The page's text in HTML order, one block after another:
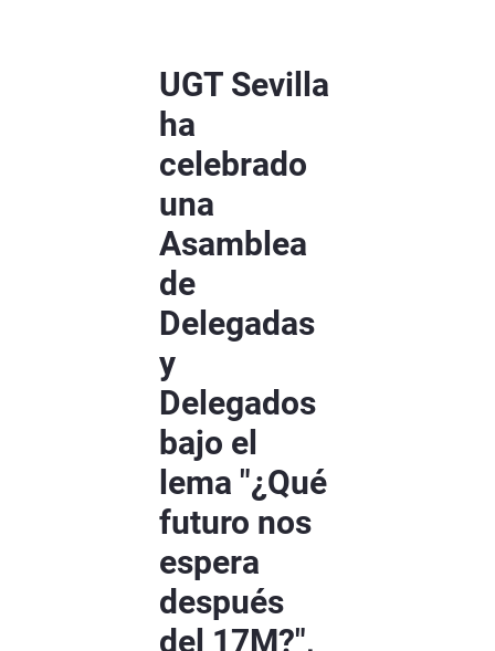
UGT Sevilla
ha
celebrado
una
Asamblea
de
Delegadas
y
Delegados
bajo el
lema "¿Qué
futuro nos
espera
después
del 17M?",